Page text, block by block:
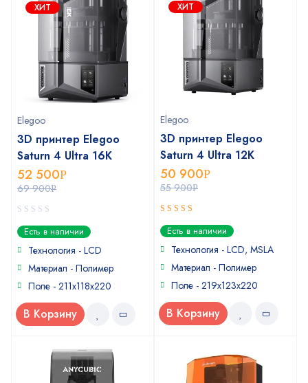
ХИТ
Elegoo
3D принтер Elegoo
Saturn 4 Ultra 16K
69 900Р
52 500Р
0
out
of
Есть в наличии
Технология - LCD
Материал - Полимер
Поле - 211х118х220
В Корзину
ХИТ
Elegoo
3D принтер Elegoo
Saturn 4 Ultra 12К
55 900Р
50 900Р
5out of 5
Есть в наличии
Технология - LCD, MSLA
Материал - Полимер
Поле - 219x123x220
В Корзину